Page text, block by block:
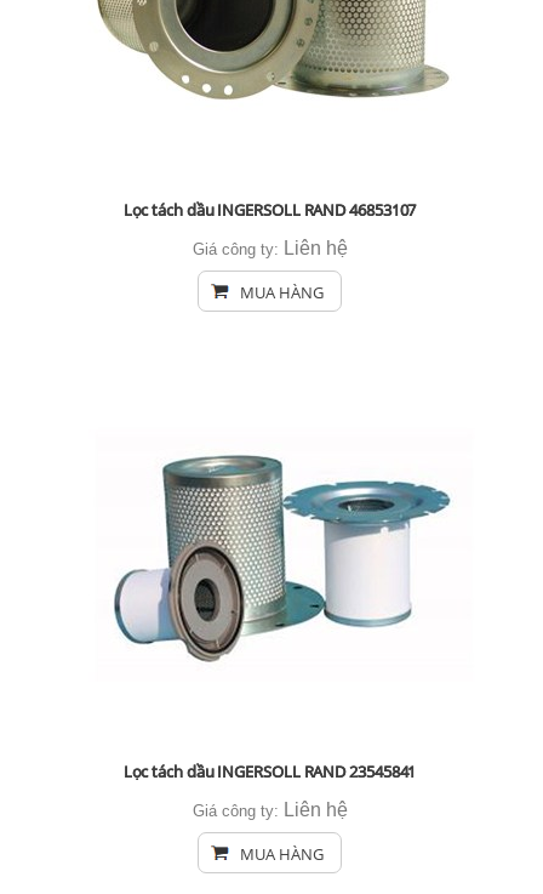
Lọc tách dầu INGERSOLL RAND 46853107
Giá công ty: Liên hệ
MUA HÀNG
Lọc tách dầu INGERSOLL RAND 23545841
Giá công ty: Liên hệ
MUA HÀNG